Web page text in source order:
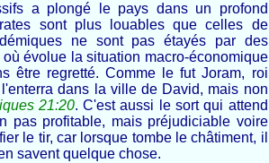
a plongé le pays dans un profond
sont plus louables que celles de
ne sont pas étayés par des
évolue la situation macro-économique
être regretté. Comme le fut Joram, roi
dans la ville de David, mais non
21:20. C'est aussi le sort qui attend
pas profitable, mais préjudiciable voire
le tir, car lorsque tombe le châtiment, il
savent quelque chose.